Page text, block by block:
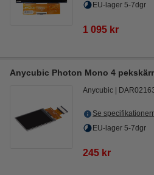
EU-lager 5-7dgr
1 095 kr
Anycubic Photon Mono 4
Anycubic
Se
EU-lager 5-7dgr
245 kr